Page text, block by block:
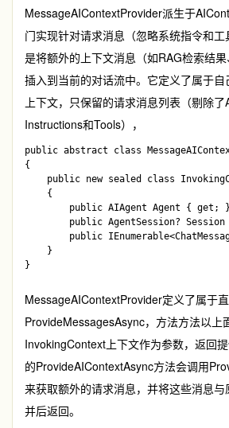
MessageAIContextProvider派生于
门实现针对请求消息（忽略系统指令和
是将额外的上下文消息（如RAG检索结
插入到当前的对话流中。它定义了属于自
上下文，只保留的请求消息列表（剔除
Instructions和Tools），
public abstract class
{
public new sealed class
    {
        public AIAgent Agent { get; }
public AgentSession? Session
public
    }
MessageAIContextProvider定义了属于
ProvideMessagesAsync，方法方法以上
InvokingContext 上下文作为参数，返回
的ProvideAIContextAsync方法会调用
来获取额外的请求消息，并将这些消息
并后返回。